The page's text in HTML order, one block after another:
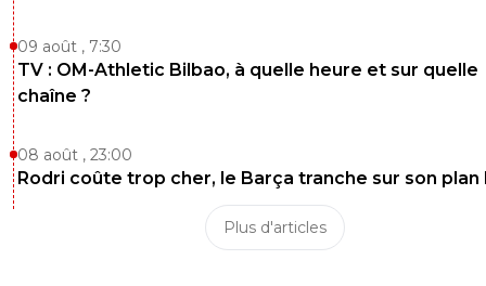
09 août , 7:30
TV : OM-Athletic Bilbao, à quelle heure et sur quelle
chaîne ?
08 août , 23:00
Rodri coûte trop cher, le Barça tranche sur son plan
Plus d'articles